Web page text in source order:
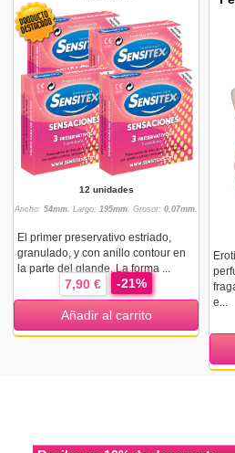
12 unidades
Ancho:54mm. Largo:195mm. Grosor:0,07mm.
El primer preservativo estriado,
granulado, y con anillo contour en
la parte del glande. La forma ...
7,90 € -21%
Añadir al carrito
e...